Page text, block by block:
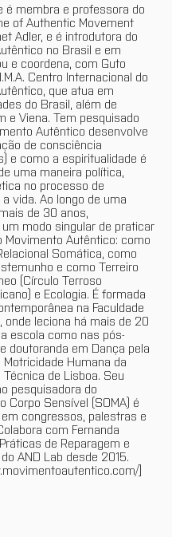
é membra e professora do
of Authentic Movement
Adler, e é introdutora do
no Brasil e em
e coordena, com Guto
Centro Internacional do
que atua em
do Brasil, além de
e Viena. Tem pesquisado
Autêntico desenvolve
de consciência
e como a espiritualidade é
uma maneira política,
no processo de
vida. Ao longo de uma
de 30 anos,
modo singular de praticar
Movimento Autêntico: como
Somática, como
e como Terreiro
(Círculo Terroso
e Ecologia. É formada
na Faculdade
onde leciona há mais de 20
escola como nas pós-
doutoranda em Dança pela
Motricidade Humana da
de Lisboa. Seu
pesquisadora do
Corpo Sensível (SOMA) é
congressos, palestras e
com Fernanda
de Reparagem e
AND Lab desde 2015.
]